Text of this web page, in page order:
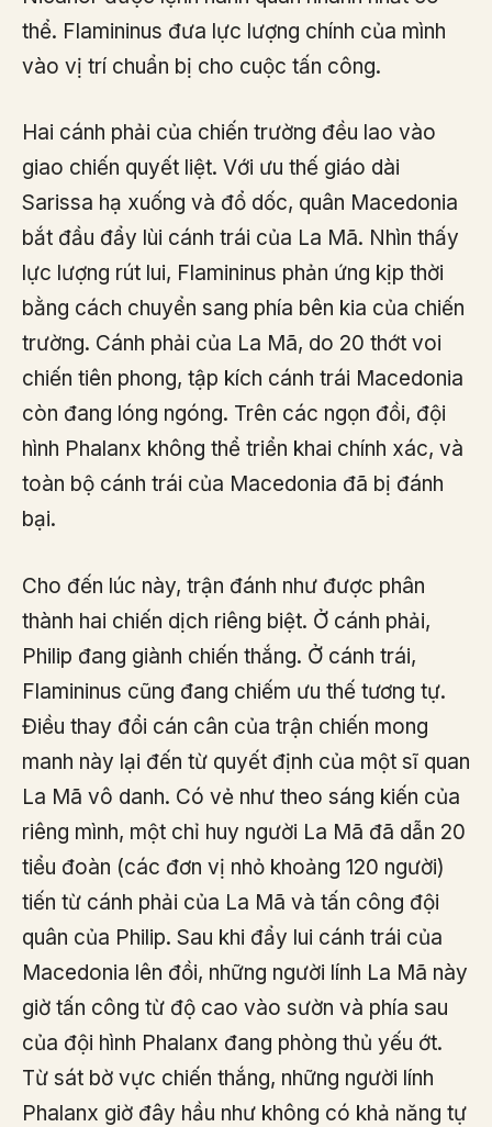
thể. Flamininus đưa lực lượng chính của mình
vào vị trí chuẩn bị cho cuộc tấn công.
Hai cánh phải của chiến trường đều lao vào
giao chiến quyết liệt. Với ưu thế giáo dài
Sarissa hạ xuống và đổ dốc, quân Macedonia
bắt đầu đẩy lùi cánh trái của La Mã. Nhìn thấy
lực lượng rút lui, Flamininus phản ứng kịp thời
bằng cách chuyển sang phía bên kia của chiến
trường. Cánh phải của La Mã, do 20 thớt voi
chiến tiên phong, tập kích cánh trái Macedonia
còn đang lóng ngóng. Trên các ngọn đồi, đội
hình Phalanx không thể triển khai chính xác, và
toàn bộ cánh trái của Macedonia đã bị đánh
bại.
Cho đến lúc này, trận đánh như được phân
thành hai chiến dịch riêng biệt. Ở cánh phải,
Philip đang giành chiến thắng. Ở cánh trái,
Flamininus cũng đang chiếm ưu thế tương tự.
Điều thay đổi cán cân của trận chiến mong
manh này lại đến từ quyết định của một sĩ quan
La Mã vô danh. Có vẻ như theo sáng kiến của
riêng mình, một chỉ huy người La Mã đã dẫn 20
tiểu đoàn (các đơn vị nhỏ khoảng 120 người)
tiến từ cánh phải của La Mã và tấn công đội
quân của Philip. Sau khi đẩy lui cánh trái của
Macedonia lên đồi, những người lính La Mã này
giờ tấn công từ độ cao vào sườn và phía sau
của đội hình Phalanx đang phòng thủ yếu ớt.
Từ sát bờ vực chiến thắng, những người lính
Phalanx giờ đây hầu như không có khả năng tự